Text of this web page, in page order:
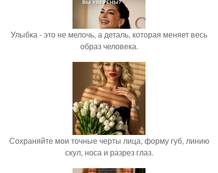
Улыбка - это не мелочь, а деталь, которая меняет весь
образ человека.
Сохраняйте мои точные черты лица, форму губ, линию
скул, носа и разрез глаз.